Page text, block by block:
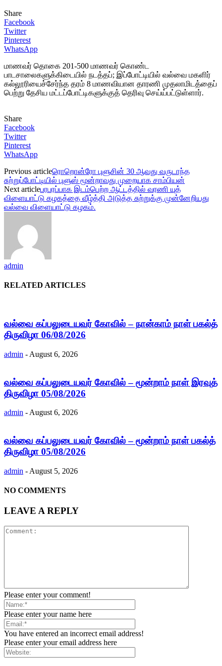
Share
Facebook
Twitter
Pinterest
WhatsApp
மாணவர் தொகை 201-500 மாணவர் கொண்ட
பாடசாலைகளுக்கிடையில் நடத்தப்; இப்போட்டியில் வல்வை மகளிர்
கல்லூரியைச்சேர்ந்த தரம் 8 மாணவியான தாரணி முதலாமிடத்தைப்
பெற்று தேசிய மட்டப்போட்டிகளுக்குத் தெரிவு செய்ய்பட்டுள்ளார்.
Share
Facebook
Twitter
Pinterest
WhatsApp
Previous articleரொறொன்ரோ புளுசின் 30 ஆவது வருடாந்த
சுற்றுப்போட்டியில் புளுஸ் மூன்றாவது முறையாக சாம்பியன்
Next articleபரபரப்பாக இடம்பெற்ற ஆட்டத்தில் வரணி யுத்
விளையாட்டு கழகத்தை வீழ்த்தி அடுத்த சுற்றுக்கு முன்னேறியது
வல்வை விளையாட்டு கழகம்.
admin
RELATED ARTICLES
வல்வை கப்பலுடையவர் கோவில் – நான்காம் நாள் பகல்த்
திருவிழா 06/08/2026
admin - August 6, 2026
வல்வை கப்பலுடையவர் கோவில் – மூன்றாம் நாள் இரவுத்
திருவிழா 05/08/2026
admin - August 6, 2026
வல்வை கப்பலுடையவர் கோவில் – மூன்றாம் நாள் பகல்த்
திருவிழா 05/08/2026
admin - August 5, 2026
NO COMMENTS
LEAVE A REPLY
Please enter your comment!
Please enter your name here
You have entered an incorrect email address!
Please enter your email address here